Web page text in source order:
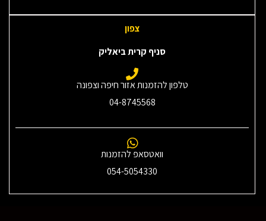
צפון
סניף קרית ביאליק
טלפון להזמנות אזור חיפה וצפונה
04-8745568
וואטסאפ להזמנות
054-5054330